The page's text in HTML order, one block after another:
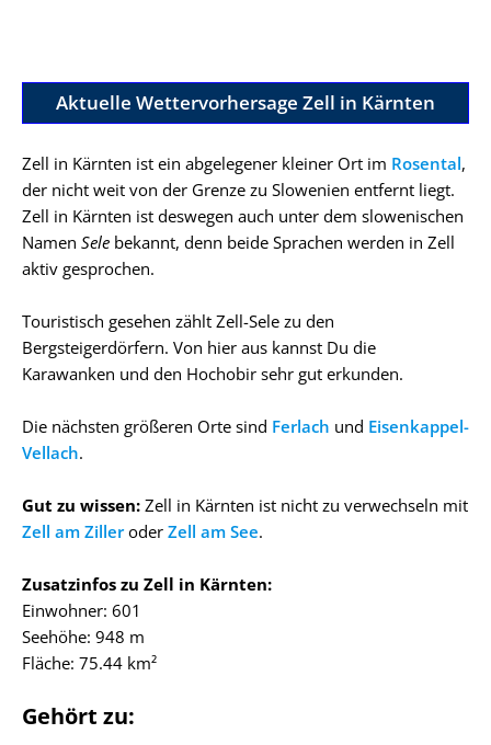
Aktuelle Wettervorhersage Zell in Kärnten
Zell in Kärnten ist ein abgelegener kleiner Ort im Rosental,
der nicht weit von der Grenze zu Slowenien entfernt liegt.
Zell in Kärnten ist deswegen auch unter dem slowenischen
Namen Sele bekannt, denn beide Sprachen werden in Zell
aktiv gesprochen.
Touristisch gesehen zählt Zell-Sele zu den
Bergsteigerdörfern. Von hier aus kannst Du die
Karawanken und den Hochobir sehr gut erkunden.
Die nächsten größeren Orte sind Ferlach und Eisenkappel-
Vellach.
Gut zu wissen: Zell in Kärnten ist nicht zu verwechseln mit
Zell am Zilleroder Zell am See.
Zusatzinfos zu Zell in Kärnten:
Einwohner: 601
Seehöhe: 948 m
Fläche: 75.44 km²
Gehört zu: